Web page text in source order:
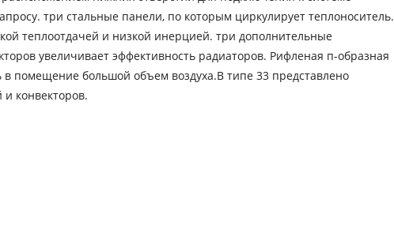
три стальные панели, по которым циркулирует теплоноситель.
теплоотдачей и низкой инерцией. три дополнительные
увеличивает эффективность радиаторов. Рифленая п-образная
в помещение большой объем воздуха.В типе 33 представлено
конвекторов.